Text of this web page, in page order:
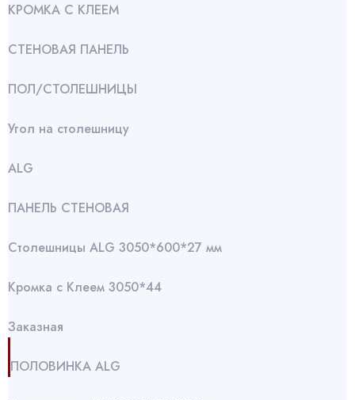
КРОМКА С КЛЕЕМ
СТЕНОВАЯ ПАНЕЛЬ
ПОЛ/СТОЛЕШНИЦЫ
Угол на столешницу
АLG
ПАНЕЛЬ СТЕНОВАЯ
Столешницы ALG 3050*600*27 мм
Кромка с Клеем 3050*44
Заказная
ПОЛОВИНКА ALG